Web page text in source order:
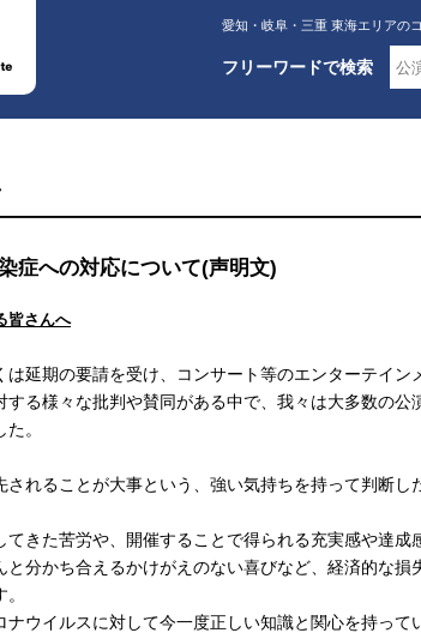
愛知・岐阜・三重 東海エリアの
フリーワードで検索
症への対応について(声明文)
皆さんへ
延期の要請を受け、コンサート等のエンターテイン
する様々な批判や賛同がある中で、我々は大多数の公
。
されることが大事という、強い気持ちを持って判断し
きた苦労や、開催することで得られる充実感や達成
と分かち合えるかけがえのない喜びなど、経済的な損
。
ナウイルスに対して今一度正しい知識と関心を持って